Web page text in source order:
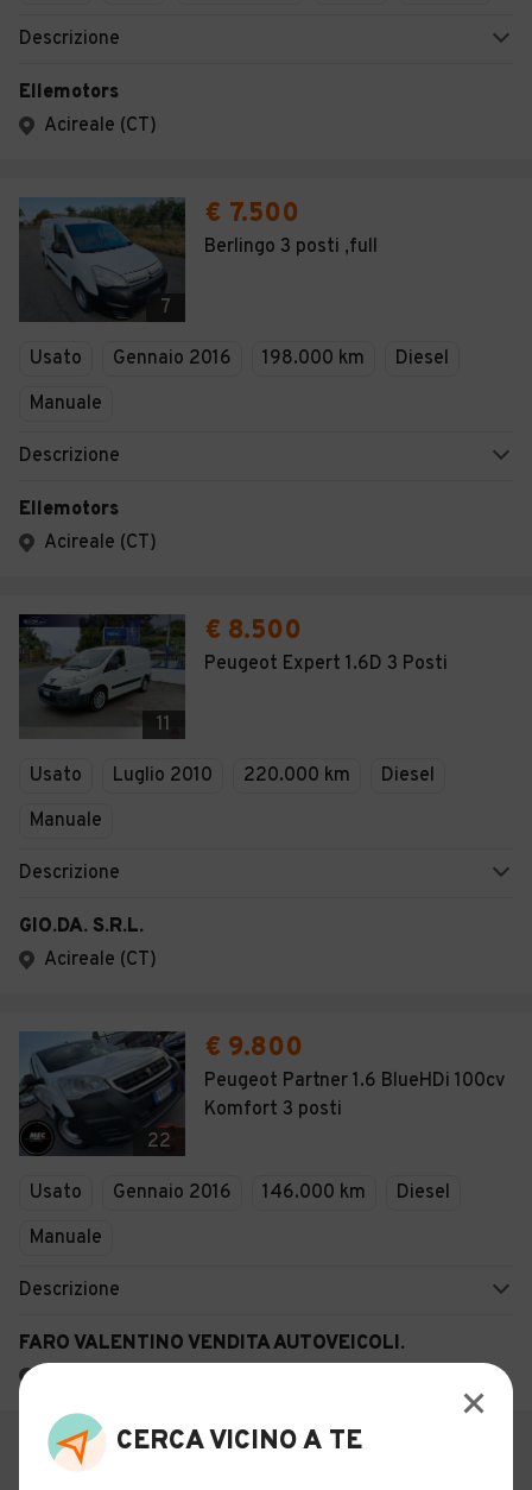
Descrizione
Ellemotors
Acireale (CT)
7
€ 7.500
Berlingo 3 posti ,full
Usato Gennaio 2016 198.000 km
Diesel
Manuale
Descrizione
Ellemotors
Acireale (CT)
11
€ 8.500
Peugeot Expert 1.6D 3 Posti
Usato Luglio 2010 220.000 km
Diesel
Manuale
Descrizione
GIO.DA. S.R.L.
Acireale (CT)
22
€ 9.800
Peugeot Partner 1.6 BlueHDi 100cv
Komfort 3 posti
Usato Gennaio 2016 146.000 km
Diesel
Manuale
Descrizione
FARO VALENTINO VENDITA AUTOVEICOLI.
CERCA VICINO A TE